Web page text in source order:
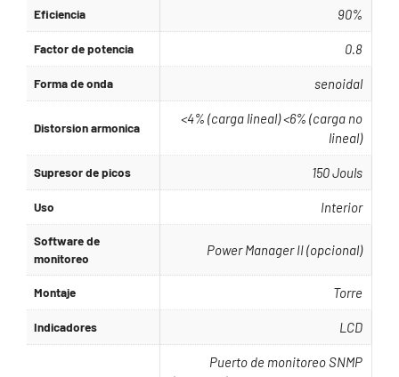
Eficiencia 90%
Factor de potencia 0.8
Forma de onda senoidal
Distorsion armonica
<4% (carga lineal) <6% (carga no
lineal)
Supresor de picos 150 Jouls
Uso Interior
Software de
monitoreo
Power Manager II (opcional)
Montaje Torre
Indicadores LCD
Puerto de monitoreo SNMP